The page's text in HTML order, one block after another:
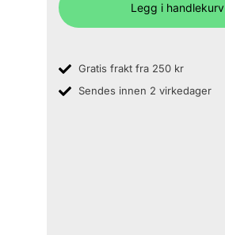
Legg i handlekurv
Gratis frakt fra 250 kr
Sendes innen 2 virkedager